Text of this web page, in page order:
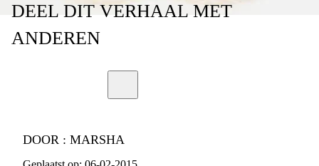
DEEL DIT VERHAALMET
ANDEREN
DOOR : MARSHA